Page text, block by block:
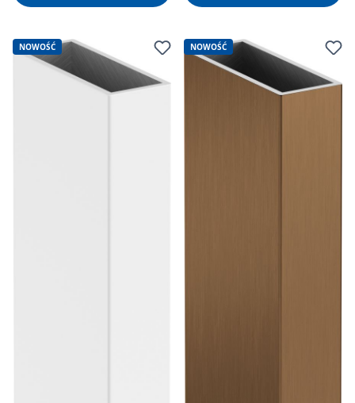
NOWOŚĆ NOWOŚĆ